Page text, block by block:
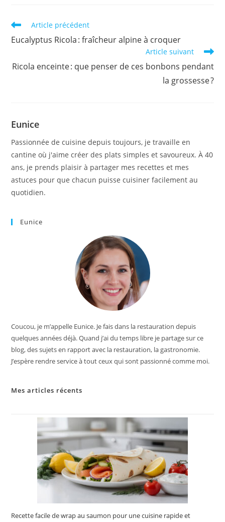
passagères et rééquilibrer votre immunité.Rituel
Minceur propose une solution efficace pour vous aider
à atteindre vos objectifs, stimuler votre métabolisme et
de thé enrichi en extrait de thé vert. Ses saveurs ? Des
arômes naturels de fraise et de cerise sur une base de
après un temps d’endormissement raccourci grâce à
nous ne doutons pas - passez en mode cure complète
!
Read
articles
Article précédent
Eucalyptus Ricola : fraîcheur alpine à croquer
Article suivant
Ricola enceinte : que penser de ces bonbons pendant
la grossesse ?
Eunice
Passionnée de cuisine depuis toujours, je travaille en
cantine où j'aime créer des plats simples et savoureux. À 40
ans, je prends plaisir à partager mes recettes et mes
astuces pour que chacun puisse cuisiner facilement au
quotidien.
Eunice
Coucou, je m’appelle Eunice. Je fais dans la restauration depuis
quelques années déjà. Quand j’ai du temps libre je partage sur ce
blog, des sujets en rapport avec la restauration, la gastronomie.
J’espère rendre service à tout ceux qui sont passionné comme moi.
Mes articles récents
Recette facile de wrap au saumon pour une cuisine rapide et